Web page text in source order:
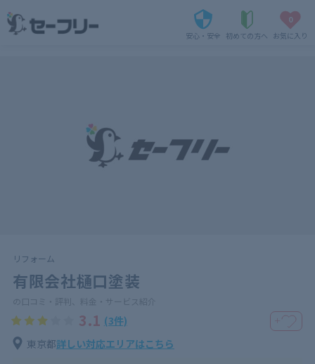
安心・安全 初めての方へ
0
お気に入り
リフォーム
有限会社樋口塗装
の口コミ・評判、料金・サービス紹介
3.1 (3件) ＋
東京都詳しい対応エリアはこちら